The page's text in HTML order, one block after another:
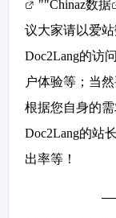
""Chinaz数据
议大家请以爱
Doc2Lang的访
户体验等；当
根据您自身的
Doc2Lang的站
出率等！